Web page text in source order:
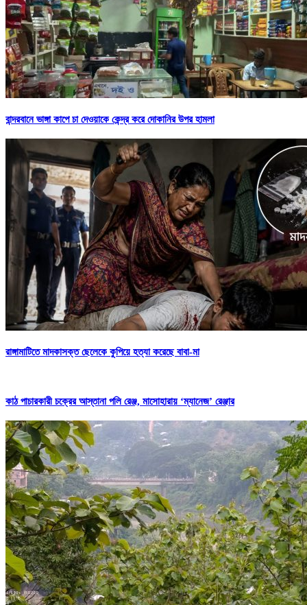
বান্দরবানে ভাঙ্গা কাপে চা দেওয়াকে কেন্দ্র করে দোকানির উপর হামলা
রাঙ্গামাটিতে মাদকাসক্ত ছেলেকে কুপিয়ে হত্যা করেছে বাবা-মা
কাঠ পাচারকারী চক্রের আস্তানা পলি রেঞ্জ, মাসোহারায় ‘ম্যানেজ’ রেঞ্জার